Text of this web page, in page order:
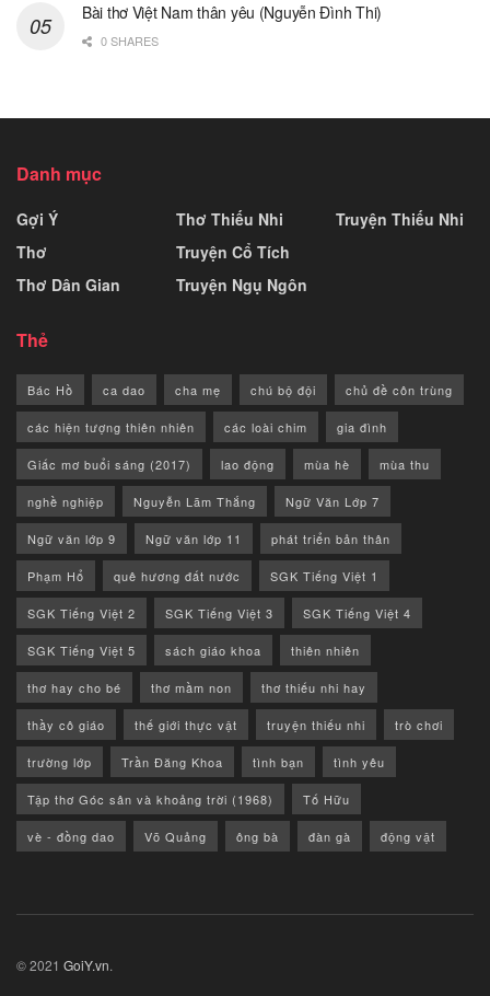
Bài thơ Việt Nam thân yêu (Nguyễn Đình Thi)
0 SHARES
Danh mục
Gợi Ý
Thơ
Thơ Dân Gian
Thơ Thiếu Nhi
Truyện Cổ Tích
Truyện Ngụ Ngôn
Truyện Thiếu Nhi
Thẻ
Bác Hồ ca dao cha mẹ chú bộ đội chủ đề côn trùng
các hiện tượng thiên nhiên các loài chim gia đình
Giấc mơ buổi sáng (2017) lao động mùa hè mùa thu
nghề nghiệp Nguyễn Lãm Thắng Ngữ Văn Lớp 7
Ngữ văn lớp 9 Ngữ văn lớp 11 phát triển bản thân
Phạm Hổ quê hương đất nước SGK Tiếng Việt 1
SGK Tiếng Việt 2 SGK Tiếng Việt 3 SGK Tiếng Việt 4
SGK Tiếng Việt 5 sách giáo khoa thiên nhiên
thơ hay cho bé thơ mầm non thơ thiếu nhi hay
thầy cô giáo thế giới thực vật truyện thiếu nhi trò chơi
trường lớp Trần Đăng Khoa tình bạn tình yêu
Tập thơ Góc sân và khoảng trời (1968) Tố Hữu
vè - đồng dao Võ Quảng ông bà đàn gà động vật
© 2021 GoiY.vn.